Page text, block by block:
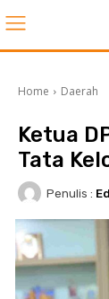
Home Daerah
Ketua
Tata
Penulis :